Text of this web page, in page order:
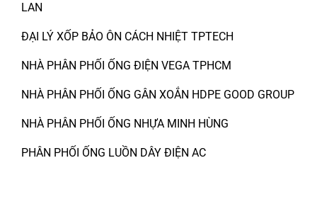
LAN
ĐẠI LÝ XỐP BẢO ÔN CÁCH NHIỆT TPTECH
NHÀ PHÂN PHỐI ỐNG ĐIỆN VEGA TPHCM
NHÀ PHÂN PHỐI ỐNG GÂN XOẮN HDPE GOOD GROUP
NHÀ PHÂN PHỐI ỐNG NHỰA MINH HÙNG
PHÂN PHỐI ỐNG LUỒN DÂY ĐIỆN AC